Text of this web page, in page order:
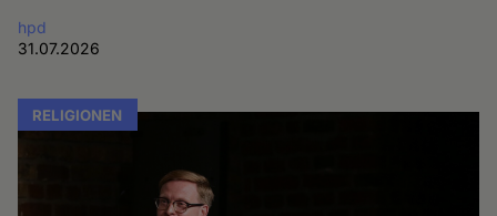
hpd
31.07.2026
RELIGIONEN